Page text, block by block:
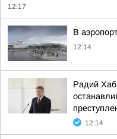
12:17
В
12:14
Радий
12:14